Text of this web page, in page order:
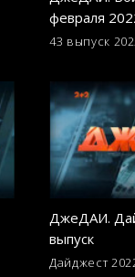
февраля
43 выпуск
ДжеДАИ.
выпуск
Дайджест